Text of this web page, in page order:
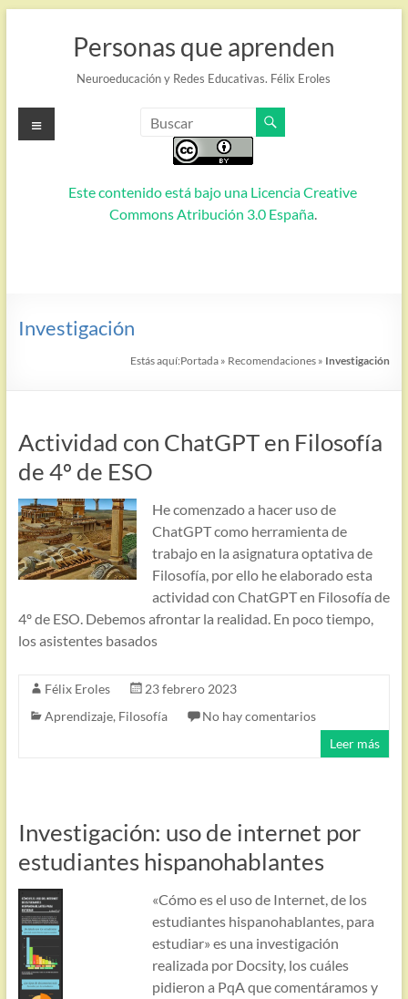
Personas que aprenden
Neuroeducación y Redes Educativas. Félix Eroles
Este contenido está bajo una Licencia Creative
Commons Atribución 3.0 España.
Menú
Investigación
Estás aquí:Portada » Recomendaciones » Investigación
Actividad con ChatGPT en Filosofía
de 4º de ESO
He comenzado a hacer uso de
ChatGPT como herramienta de
trabajo en la asignatura optativa de
Filosofía, por ello he elaborado esta
actividad con ChatGPT en Filosofía de
4º de ESO. Debemos afrontar la realidad. En poco tiempo,
los asistentes basados
Félix Eroles
23 febrero 2023
Aprendizaje, Filosofía
No hay comentarios
Leer más
Investigación: uso de internet por
estudiantes hispanohablantes
«Cómo es el uso de Internet, de los
estudiantes hispanohablantes, para
estudiar» es una investigación
realizada por Docsity, los cuáles
pidieron a PqA que comentáramos y